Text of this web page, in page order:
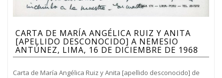
CARTA DE MARÍA ANGÉLICA RUIZ Y ANITA
[APELLIDO DESCONOCIDO] A NEMESIO
ANTÚNEZ, LIMA, 16 DE DICIEMBRE DE 1968
Carta de María Angélica Ruiz y Anita [apellido desconocido] de